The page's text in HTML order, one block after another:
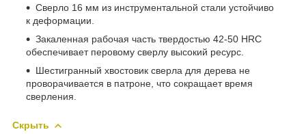
Сверло 16 мм из инструментальной стали устойчиво
к деформации.
Закаленная рабочая часть твердостью 42-50 HRC
обеспечивает перовому сверлу высокий ресурс.
Шестигранный хвостовик сверла для дерева не
проворачивается в патроне, что сокращает время
сверления.
Скрыть